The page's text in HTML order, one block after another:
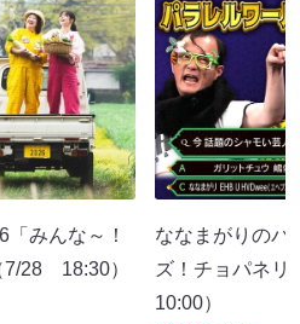
みんな～！
7/28 18:30）
ななまがりのパ
ズ！チョパネ
10:00）